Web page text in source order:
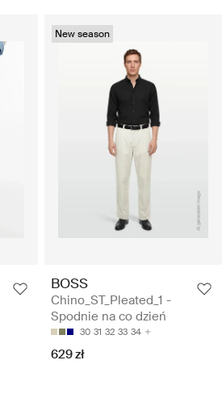
New season
BOSS
Chino_ST_Pleated_1 -
Spodnie na co dzień
30 31 32 33 34
629 zł